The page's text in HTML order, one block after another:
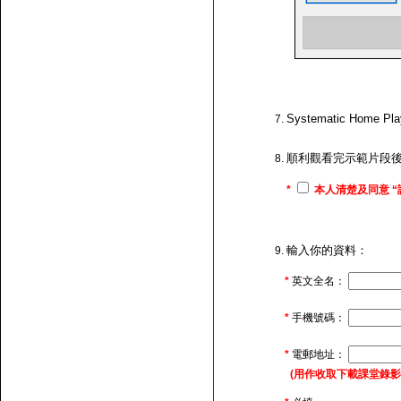
Systematic Home
順利觀看完示範片段
* 本人清楚及同意
輸入你的資料：
* 英文全名：
* 手機號碼：
* 電郵地址：
(用作收取下載課堂錄